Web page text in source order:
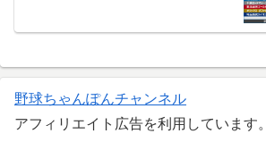
野球ちゃんぽんチャンネル
アフィリエイト広告を利用しています。